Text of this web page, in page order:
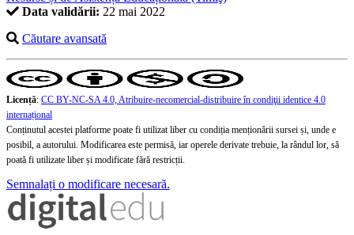
Data validării: 22 mai 2022
Căutare avansată
Licență: CC BY-NC-SA 4.0, Atribuire-necomercial-distribuire în condiţii identice 4.0
internațional
Conținutul acestei platforme poate fi utilizat liber cu condiția menționării sursei și, unde e
posibil, a autorului. Modificarea este permisă, iar operele derivate trebuie, la rândul lor, să
poată fi utilizate liber și modificate fără restricții.
Semnalați o modificare necesară.